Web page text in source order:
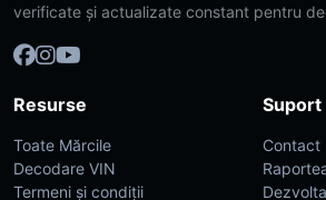
verificate și actualizate constant pentru
Resurse
Toate Mărcile
Decodare VIN
Termeni și condiții
Suport
Contact